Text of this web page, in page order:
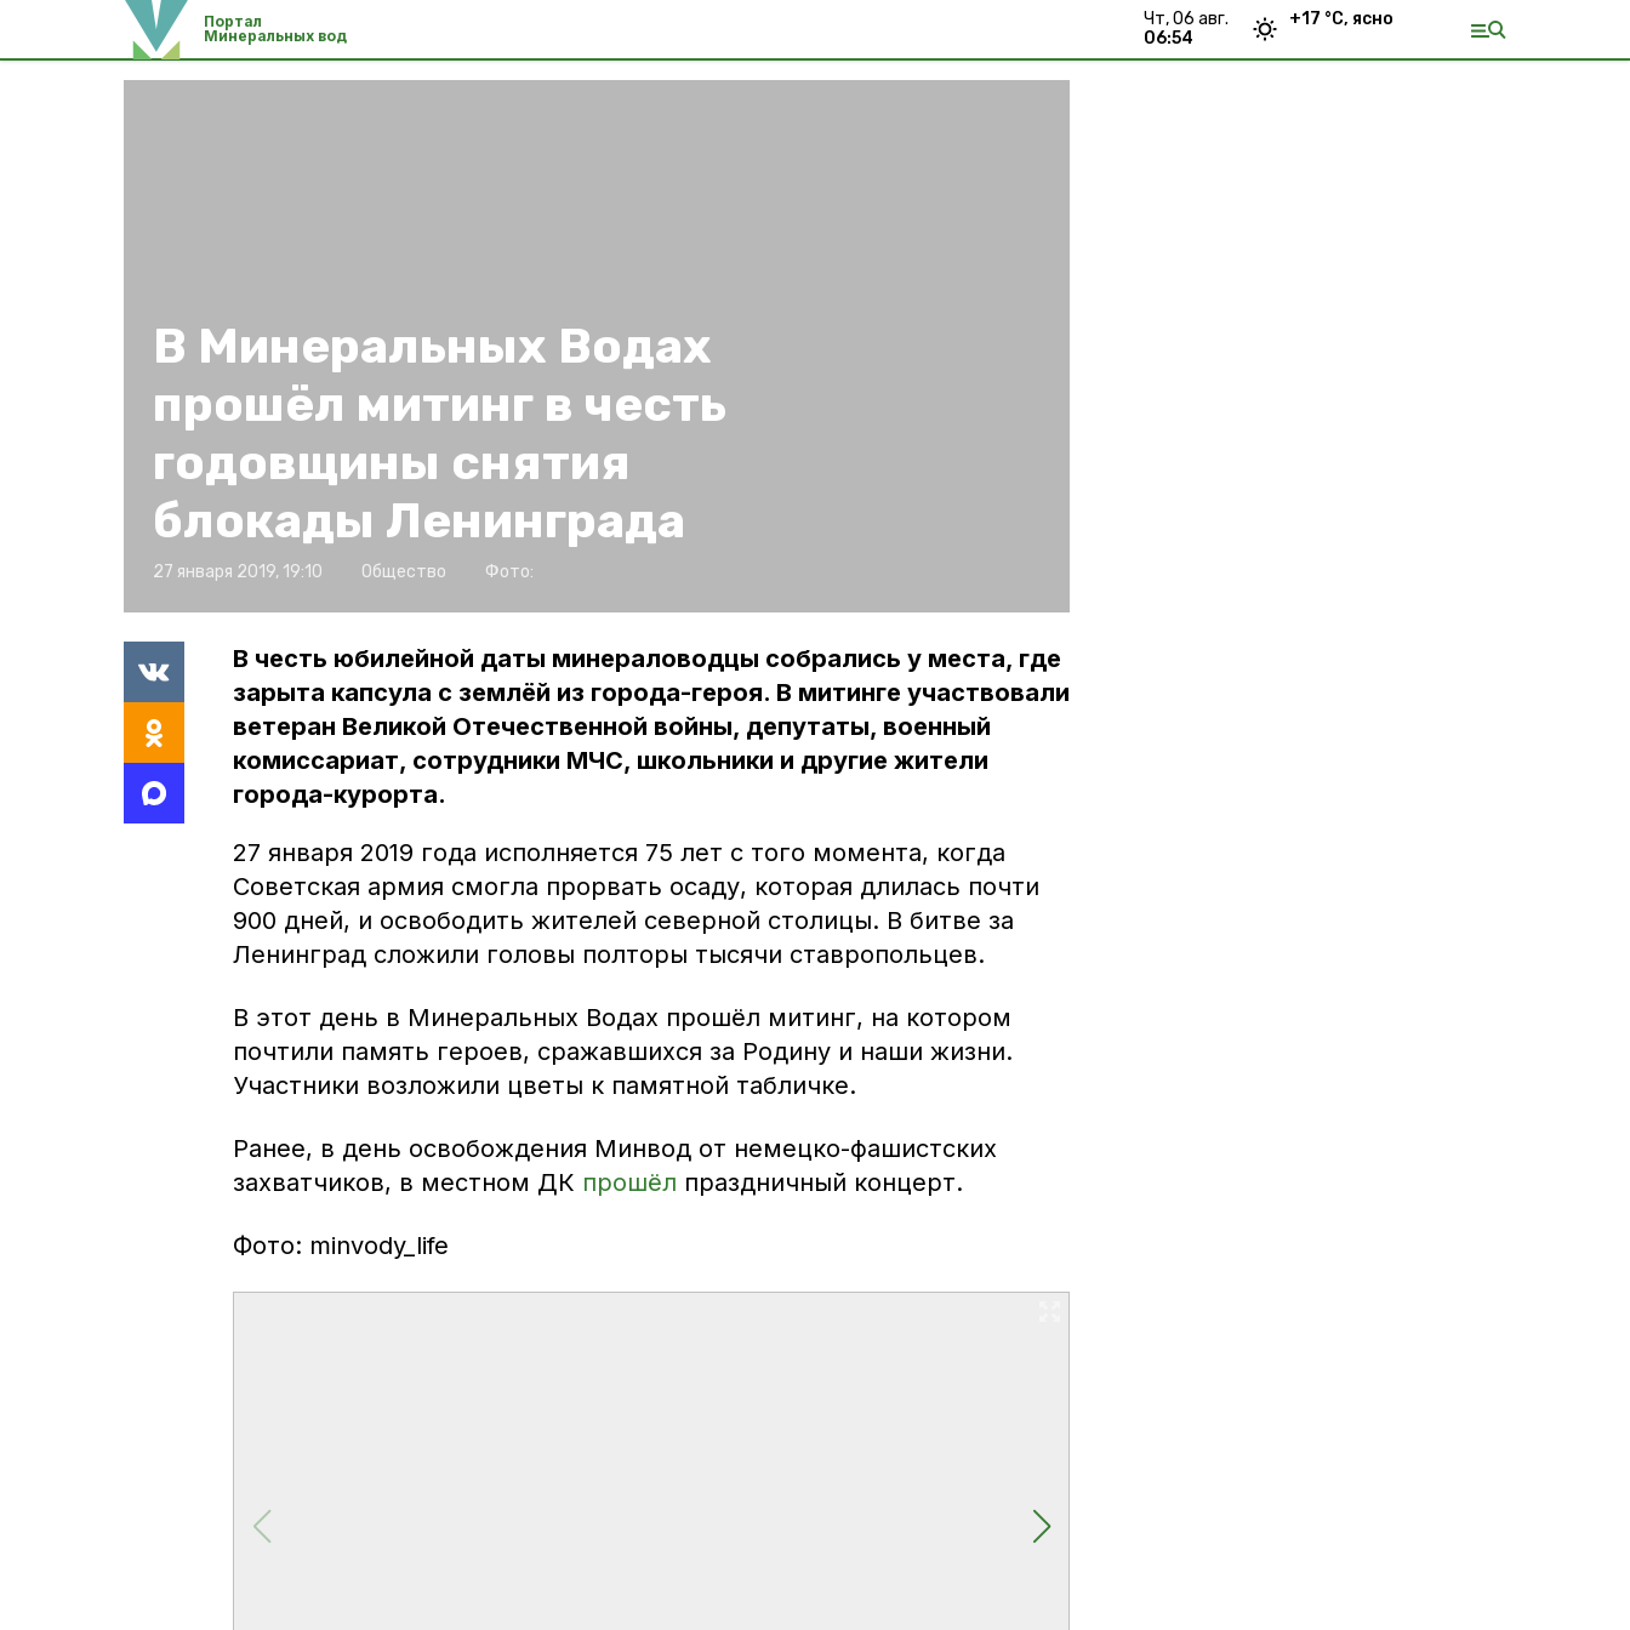
Портал
Минеральных вод
чт, 06 авг.
06:54
+17 °С, ясно
В Минеральных Водах
прошёл митинг в честь
годовщины снятия
блокады Ленинграда
27 января 2019, 19:10 Общество Фото:
В честь юбилейной даты минераловодцы собрались у места, где
зарыта капсула с землёй из города-героя. В митинге участвовали
ветеран Великой Отечественной войны, депутаты, военный
комиссариат, сотрудники МЧС, школьники и другие жители
города-курорта.
27 января 2019 года исполняется 75 лет с того момента, когда
Cоветская армия смогла прорвать осаду, которая длилась почти
900 дней, и освободить жителей северной столицы. В битве за
Ленинград сложили головы полторы тысячи ставропольцев.
В этот день в Минеральных Водах прошёл митинг, на котором
почтили память героев, сражавшихся за Родину и наши жизни.
Участники возложили цветы к памятной табличке.
Ранее, в день освобождения Минвод от немецко-фашистских
захватчиков, в местном ДК прошёл праздничный концерт.
Фото: minvody_life